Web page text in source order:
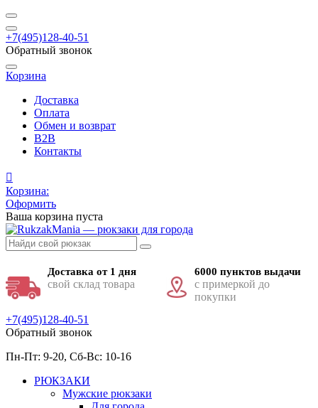
+7(495)128-40-51
Обратный звонок
Корзина
Доставка
Оплата
Обмен и возврат
B2B
Контакты
Корзина:
Оформить
Ваша корзина пуста
Доставка от 1 дня
свой склад товара
6000 пунктов выдачи
с примеркой до
покупки
+7(495)128-40-51
Обратный звонок
Пн-Пт: 9-20, Сб-Вс: 10-16
РЮКЗАКИ
Мужские рюкзаки